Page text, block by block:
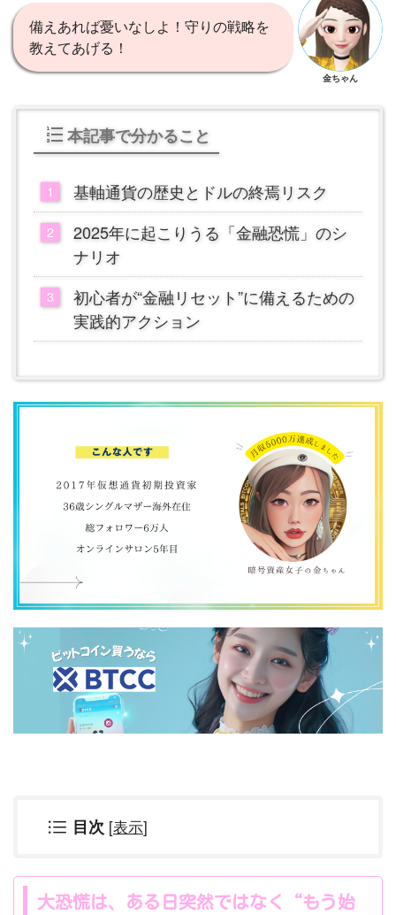
備えあれば憂いなしよ！守りの戦略を
教えてあげる！
金ちゃん
本記事で分かること
基軸通貨の歴史とドルの終焉リスク
2025年に起こりうる「金融恐慌」のシ
ナリオ
初心者が“金融リセット”に備えるための
実践的アクション
目次 [表示]
大恐慌は、ある日突然ではなく“もう始